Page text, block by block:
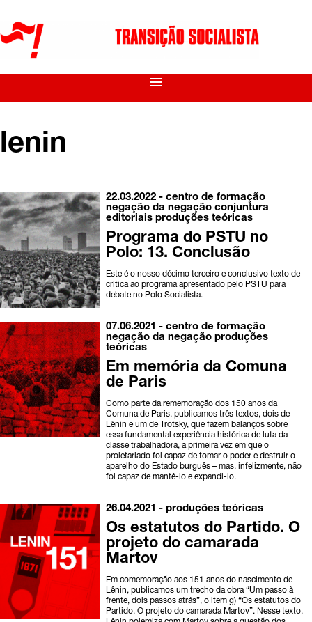
menu
lenin
22.03.2022 -centro de formação
negação da negação conjuntura
editoriais produções teóricas
Programa do PSTU no
Polo: 13. Conclusão
Este é o nosso décimo terceiro e conclusivo texto de
crítica ao programa apresentado pelo PSTU para
debate no Polo Socialista.
07.06.2021 -centro de formação
negação da negação produções
teóricas
Em memória da Comuna
de Paris
Como parte da rememoração dos 150 anos da
Comuna de Paris, publicamos três textos, dois de
Lênin e um de Trotsky, que fazem balanços sobre
essa fundamental experiência histórica de luta da
classe trabalhadora, a primeira vez em que o
proletariado foi capaz de tomar o poder e destruir o
aparelho do Estado burguês – mas, infelizmente, não
foi capaz de mantê-lo e expandi-lo.
26.04.2021 -produções teóricas
Os estatutos do Partido. O
projeto do camarada
Martov
Em comemoração aos 151 anos do nascimento de
Lênin, publicamos um trecho da obra “Um passo à
frente, dois passos atrás”, o item g) “Os estatutos do
Partido. O projeto do camarada Martov”. Nesse texto,